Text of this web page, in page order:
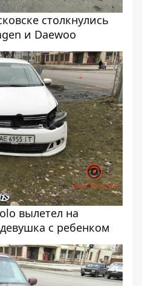
столкнулись
и Daewoo
вылетел на
с ребенком